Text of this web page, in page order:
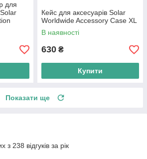
для
Кейс для аксесуарів Solar
Worldwide Accessory Case XL
В наявності
630 ₴
Купити
Показати ще
з 238 відгуків за рік